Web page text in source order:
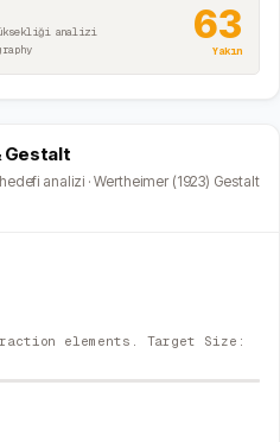
analizi
63
Yakın
Gestalt
analizi · Wertheimer (1923) Gestalt
elements. Target Size: